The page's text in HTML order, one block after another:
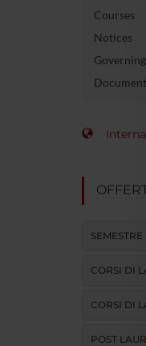
Courses
Notices
SEMESTRE
CORSI DI
CORSI DI
POST